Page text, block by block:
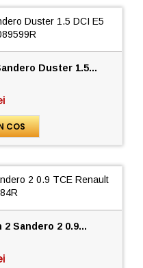
Duster 1.5...
COS
Sandero 2 0.9...